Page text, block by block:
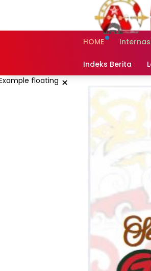
HOME
Indeks Berita
×